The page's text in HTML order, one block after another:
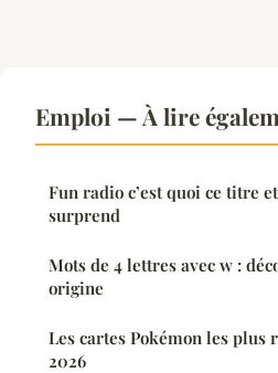
Emploi — À lire
Fun radio c’est quoi ce titre
surprend
Mots de 4 lettres avec w :
origine
Les cartes Pokémon les plus
2026